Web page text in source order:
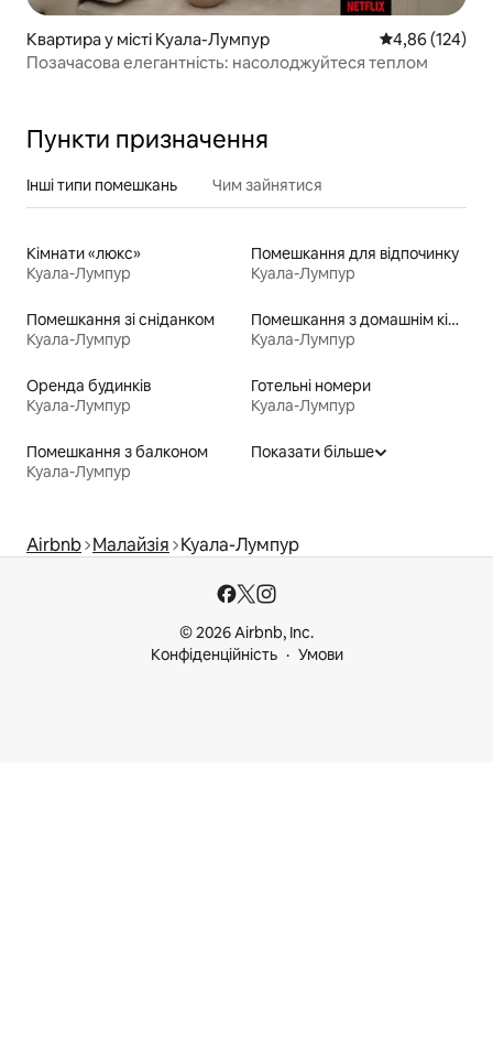
Квартира у місті Куала-Лумпур Середня
4,86 (124)
Позачасова елегантність: насолоджуйтеся теплом
Пункти призначення
Інші типи помешкань Чим зайнятися
Кімнати «люкс»
Куала-Лумпур
Помешкання для відпочинку
Куала-Лумпур
Помешкання зі сніданком
Куала-Лумпур
Помешкання з домашнім кінотеатром
Куала-Лумпур
Оренда будинків
Куала-Лумпур
Готельні номери
Куала-Лумпур
Помешкання з балконом
Куала-Лумпур
Показати більше
Airbnb Малайзія Куала-Лумпур
© 2026 Airbnb, Inc.
Конфіденційність
Умови